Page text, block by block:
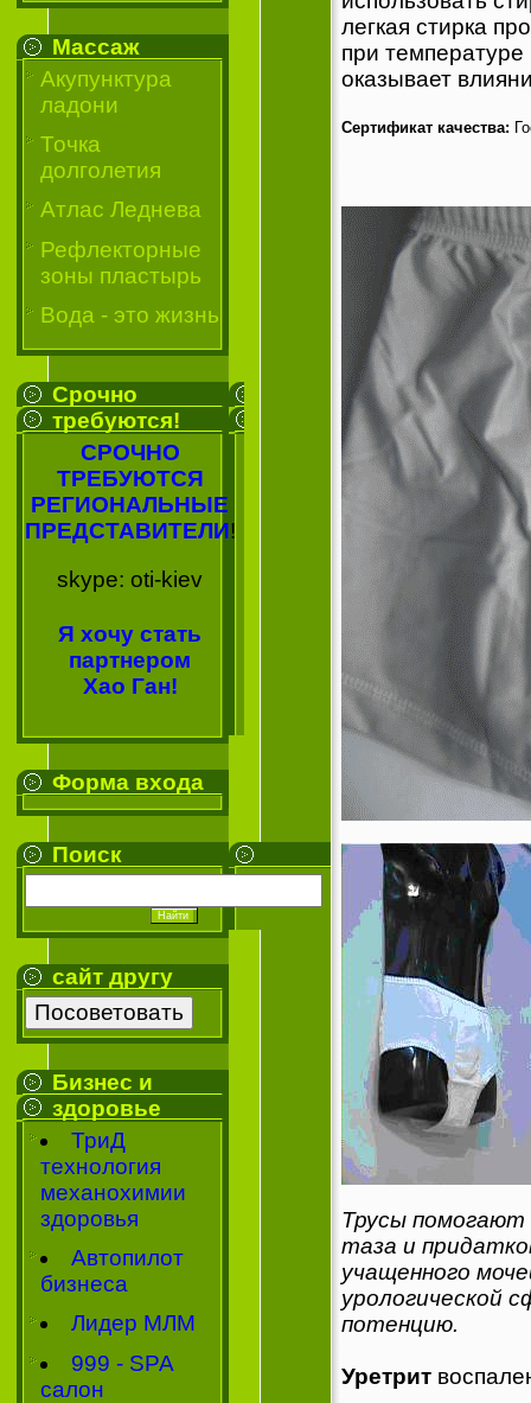
Массаж
Акупунктура
ладони
Точка
долголетия
Атлас Леднева
Рефлекторные
зоны пластырь
Вода - это жизнь
Срочно
требуются!
СРОЧНО
ТРЕБУЮТСЯ
РЕГИОНАЛЬНЫЕ
ПРЕДСТАВИТЕЛИ!
skype: oti-kiev
Я хочу стать
партнером
Хао Ган!
Форма входа
Поиск
сайт другу
Бизнес и
здоровье
ТриД
технология
механохимии
здоровья
Автопилот
бизнеса
Лидер МЛМ
999 - SPA
салон
легкая стирка
при
оказывает
Сертификат качества:
Трусы помогают
таза и
учащенного
урологической
потенцию.
Урeтрит